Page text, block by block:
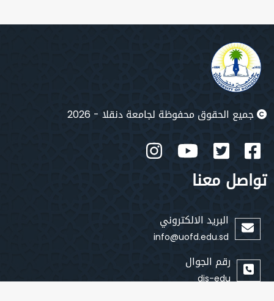
جميع الحقوق محفوظة لجامعة دنقلا - 2026
تواصل معنا
البريد الالكتروني
info@uofd.edu.sd
رقم الجوال
dis-edu